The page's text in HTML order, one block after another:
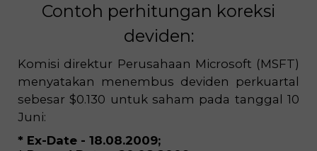
Contoh perhitungan koreksi
deviden:
Komisi direktur Perusahaan Microsoft (MSFT)
menyatakan menembus deviden perkuartal
sebesar $0.130 untuk saham pada tanggal 10
Juni:
* Ex-Date - 18.08.2009;